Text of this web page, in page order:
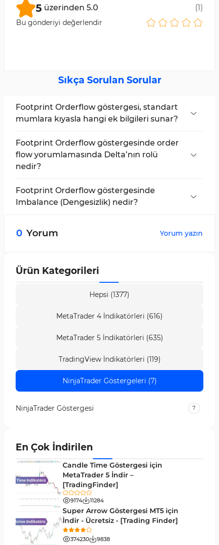
5 üzerinden 5.0 (1)
Bu gönderiyi değerlendir
Sıkça Sorulan Sorular
Footprint Orderflow göstergesi, standart
mumlara kıyasla hangi ek bilgileri sunar?
değerlerine ek olarak, bu gösterge mum
içerisindeki her fiyat seviyesinde alış ve satış
hacmini gösterir. Böylece gerçek arz-talep
hale gelir.
Footprint Orderflow göstergesinde order
flow yorumlamasında Delta’nın rolü
nedir?
temsil eder.
Footprint Orderflow göstergesinde
Imbalance (Dengesizlik) nedir?
olduğunda Dengesizlik oluşur.
0 Yorum Yorum yazın
Ürün Kategorileri
Hepsi (1377)
MetaTrader 4 İndikatörleri (616)
MetaTrader 5 İndikatörleri (635)
TradingView İndikatörleri (119)
NinjaTrader Göstergeleri (7)
NinjaTrader Göstergesi 7
En Çok İndirilen
Candle Time Göstergesi için
MetaTrader 5 İndir –
[TradingFinder]
9174 11284
Super Arrow Göstergesi MT5 için
İndir - Ücretsiz - [Trading Finder]
374230 9838